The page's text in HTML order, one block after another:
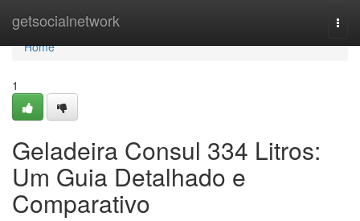
getsocialnetwork
Home
Home
1
Geladeira Consul 334 Litros:
Um Guia Detalhado e
Comparativo